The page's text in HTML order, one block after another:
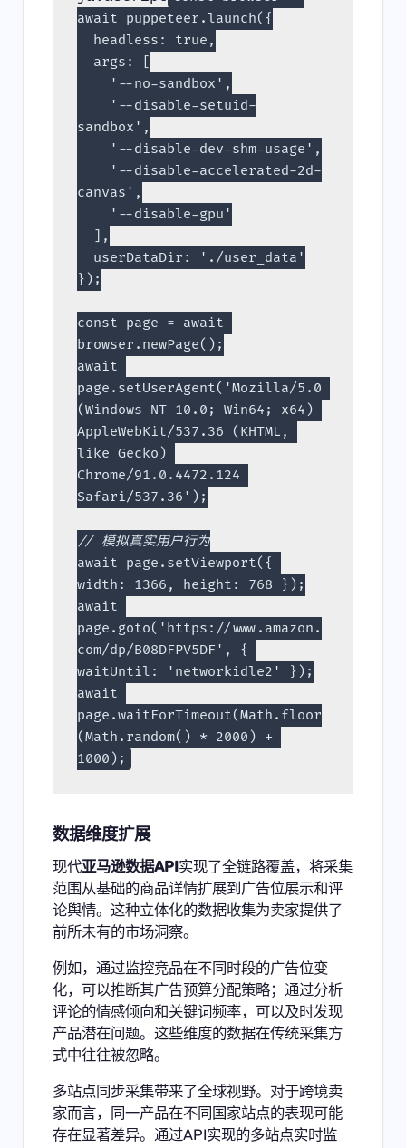
await puppeteer.launch({
sandbox',
canvas',
});
const page = await
browser.newPage();
await
page.setUserAgent('Mozilla/5.0
(Windows NT 10.0; Win64; x64)
AppleWebKit/537.36 (KHTML,
like Gecko)
Chrome/91.0.4472.124
Safari/537.36');
// 模拟真实用户行为
await page.setViewport({
width: 1366, height: 768 });
await
page.goto('https://www.amazon.
com/dp/B08DFPV5DF', {
waitUntil: 'networkidle2' });
await
page.waitForTimeout(Math.floor
(Math.random() * 2000) +
1000);
数据维度扩展
现代亚马逊数据API实现了全链路覆盖，将采集
范围从基础的商品详情扩展到广告位展示和评
论舆情。这种立体化的数据收集为卖家提供了
前所未有的市场洞察。
例如，通过监控竞品在不同时段的广告位变
化，可以推断其广告预算分配策略；通过分析
评论的情感倾向和关键词频率，可以及时发现
产品潜在问题。这些维度的数据在传统采集方
式中往往被忽略。
多站点同步采集带来了全球视野。对于跨境卖
家而言，同一产品在不同国家站点的表现可能
存在显著差异。通过API实现的多站点实时监